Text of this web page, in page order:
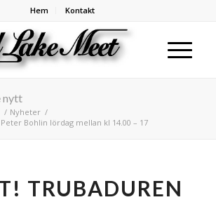
Hem Kontakt
nytt
/ Nyheter /
Bohlin lördag mellan kl 14.00 – 17
TRUBADUREN